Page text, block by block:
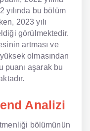
yılında bu bölüm
2023 yılı
görülmektedir.
artması ve
olmasından
puanı aşarak bu
Analizi
bölümünün